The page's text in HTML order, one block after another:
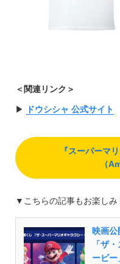
＜関連リンク＞
▶︎ ドウシシャ 公式サイト
『スーパーマ
（
▼こちらの記事もお楽しみ
映画公
「ザ
ービー